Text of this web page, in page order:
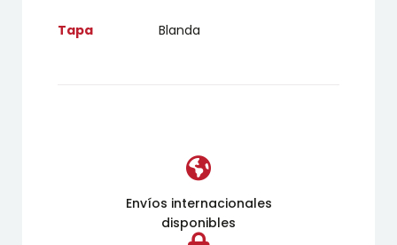
Tapa Blanda
Envíos internacionales
disponibles